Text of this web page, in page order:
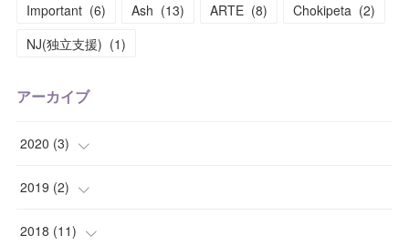
Important (6) Ash (13) ARTE (8) Chokipeta (2)
NJ(独立支援) (1)
アーカイブ
2020 (3)
(1
( 1)
2019 (2)
( 1)
2018 (11)